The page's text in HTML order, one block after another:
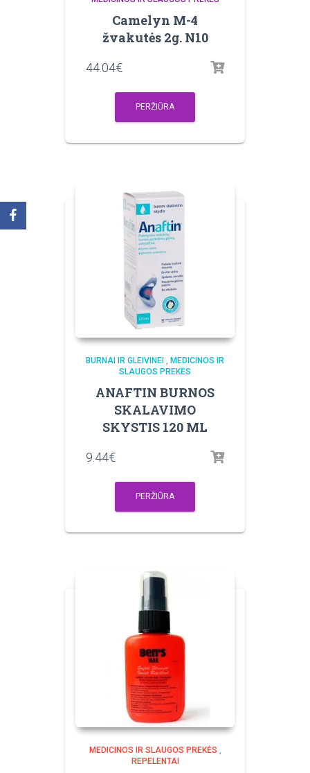
Camelyn M-4
žvakutės 2g. N10
44.04€
PERŽIŪRA
BURNAI IR GLEIVINEI , MEDICINOS IR
SLAUGOS PREKĖS
ANAFTIN BURNOS
SKALAVIMO
SKYSTIS 120 ML
9.44€
PERŽIŪRA
MEDICINOS IR SLAUGOS PREKĖS ,
REPELENTAI